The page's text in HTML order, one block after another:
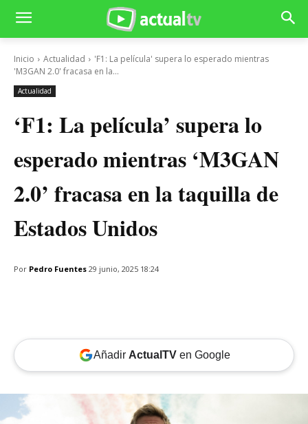
Inicio Actualidad
'F1: La película' supera lo esperado mientras
'M3GAN 2.0' fracasa en la...
Actualidad
‘F1: La película’ supera lo
esperado mientras ‘M3GAN
2.0’ fracasa en la taquilla de
Estados Unidos
Por Pedro Fuentes 29 junio, 2025 18:24
Añadir ActualTVen Google